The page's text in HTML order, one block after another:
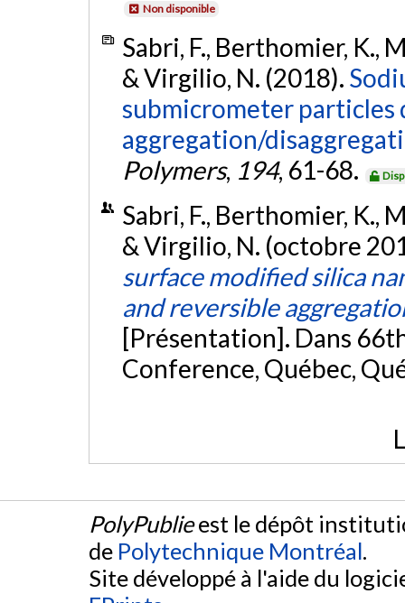
Non disponible
Sabri, F., Berthomier, K.,
& Virgilio, N. (2018).
submicrometer particles
aggregation/
Polymers, 194, 61-68.
Sabri, F., Berthomier, K.,
& Virgilio, N. (octobre
surface modified silica
and reversible
[Présentation]. Dans
Conference, Québec,
PolyPublieest le dépôt
de Polytechnique Montréal.
Site développé à l'aide du